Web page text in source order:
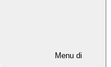
Menu di